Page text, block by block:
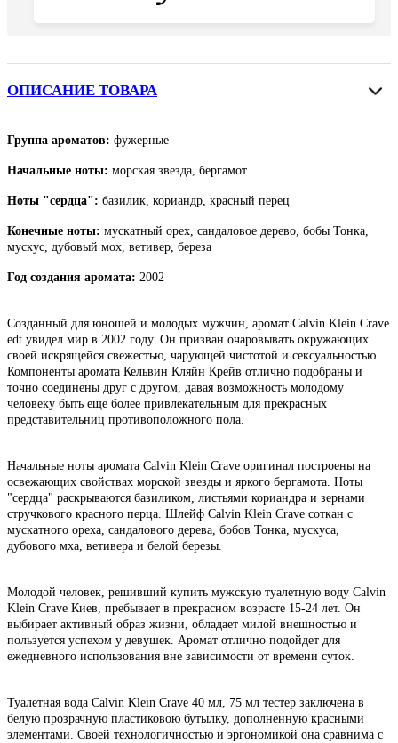
ОПИСАНИЕ ТОВАРА
Группа ароматов: фужерные
Начальные ноты: морская звезда, бергамот
Ноты "сердца": базилик, кориандр, красный перец
Конечные ноты: мускатный орех, сандаловое дерево, бобы Тонка,
мускус, дубовый мох, ветивер, береза
Год создания аромата: 2002
Созданный для юношей и молодых мужчин, аромат Calvin Klein Crave
edt увидел мир в 2002 году. Он призван очаровывать окружающих
своей искрящейся свежестью, чарующей чистотой и сексуальностью.
Компоненты аромата Кельвин Кляйн Крейв отлично подобраны и
точно соединены друг с другом, давая возможность молодому
человеку быть еще более привлекательным для прекрасных
представительниц противоположного пола.
Начальные ноты аромата Calvin Klein Crave оригинал построены на
освежающих свойствах морской звезды и яркого бергамота. Ноты
"сердца" раскрываются базиликом, листьями кориандра и зернами
стручкового красного перца. Шлейф Calvin Klein Crave соткан с
мускатного ореха, сандалового дерева, бобов Тонка, мускуса,
дубового мха, ветивера и белой березы.
Молодой человек, решивший купить мужскую туалетную воду Calvin
Klein Crave Киев, пребывает в прекрасном возрасте 15-24 лет. Он
выбирает активный образ жизни, обладает милой внешностью и
пользуется успехом у девушек. Аромат отлично подойдет для
ежедневного использования вне зависимости от времени суток.
Туалетная вода Calvin Klein Crave 40 мл, 75 мл тестер заключена в
белую прозрачную пластиковою бутылку, дополненную красными
элементами. Своей технологичностью и эргономикой она сравнима с